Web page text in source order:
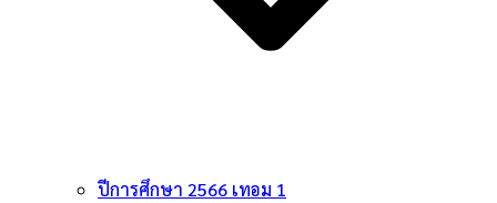
ปีการศึกษา 2566 เทอม 1